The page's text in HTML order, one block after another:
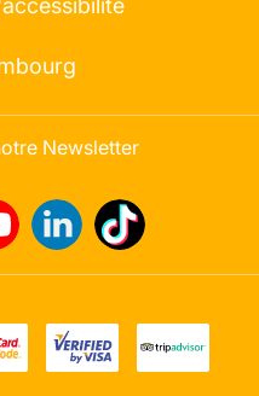
Newsletter